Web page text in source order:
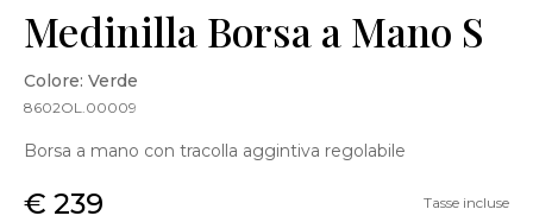
Medinilla Borsa a Mano S
Colore: Verde
8602OL.00009
Borsa a mano con tracolla aggintiva regolabile
€ 239 Tasse incluse